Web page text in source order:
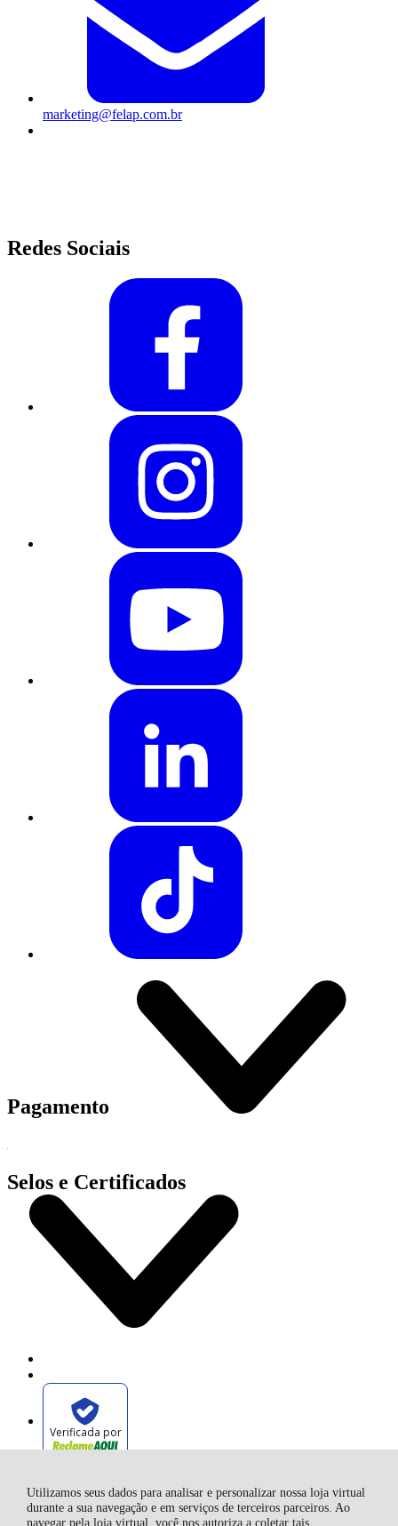
Utilizamos seus dados para analisar e personalizar nossa loja virtual
durante a sua navegação e em serviços de terceiros parceiros. Ao
navegar pela loja virtual, você nos autoriza a coletar tais
marketing@felap.com.br
Redes Sociais
Pagamento
Selos e Certificados
Verificada por